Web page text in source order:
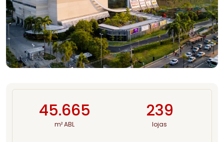
45.665
m² ABL
239
lojas